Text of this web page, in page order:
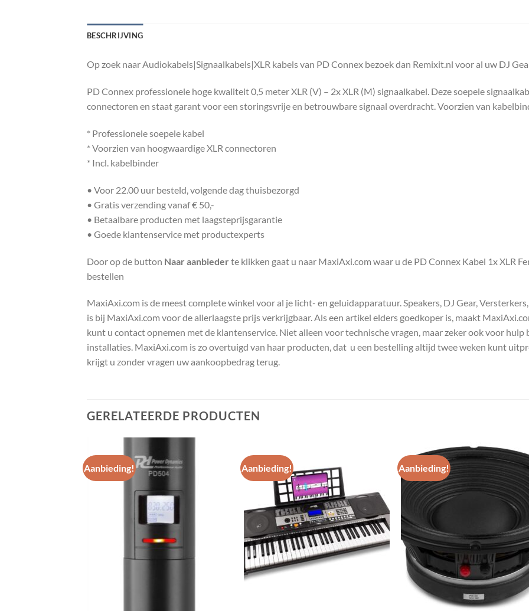
BESCHRIJVING
Op zoek naar Audiokabels|Signaalkabels|XLR kabels van PD Connex bezoek dan Remixit.nl voor al uw DJ
PD Connex professionele hoge kwaliteit 0,5 meter XLR (V) – 2x XLR (M) signaalkabel. Deze soepele
connectoren en staat garant voor een storingsvrije en betrouwbare signaal overdracht. Voorzien van
* Professionele soepele kabel
* Voorzien van hoogwaardige XLR connectoren
* Incl. kabelbinder
• Voor 22.00 uur besteld, volgende dag thuisbezorgd
• Gratis verzending vanaf € 50,-
• Betaalbare producten met laagsteprijsgarantie
• Goede klantenservice met productexperts
Door op de button Naar aanbieder te klikken gaat u naar MaxiAxi.com waar u de PD Connex Kabel 1x XLR
bestellen
MaxiAxi.com is de meest complete winkel voor al je licht- en geluidapparatuur. Speakers, DJ Gear,
is bij MaxiAxi.com voor de allerlaagste prijs verkrijgbaar. Als een artikel elders goedkoper is, maakt
kunt u contact opnemen met de klantenservice. Niet alleen voor technische vragen, maar zeker ook voor
installaties. MaxiAxi.com is zo overtuigd van haar producten, dat u een bestelling altijd twee weken kunt
krijgt u zonder vragen uw aankoopbedrag terug.
GERELATEERDE PRODUCTEN
Aanbieding! Aanbieding!
Toevoegen
aan
wenslijst
Aanbieding!
aan